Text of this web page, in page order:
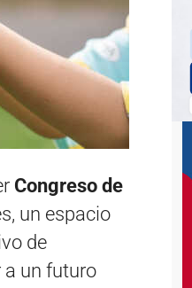
Congreso de
un espacio
de
a un futuro